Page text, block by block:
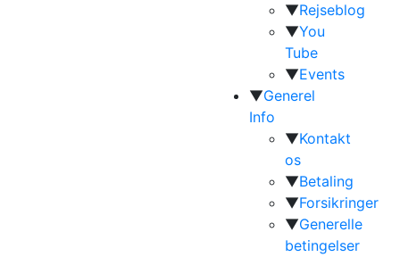
▼Rejseblog
▼You
Tube
▼Events
▼Generel
Info
▼Kontakt
os
▼Betaling
▼Forsikringer
▼Generelle
betingelser